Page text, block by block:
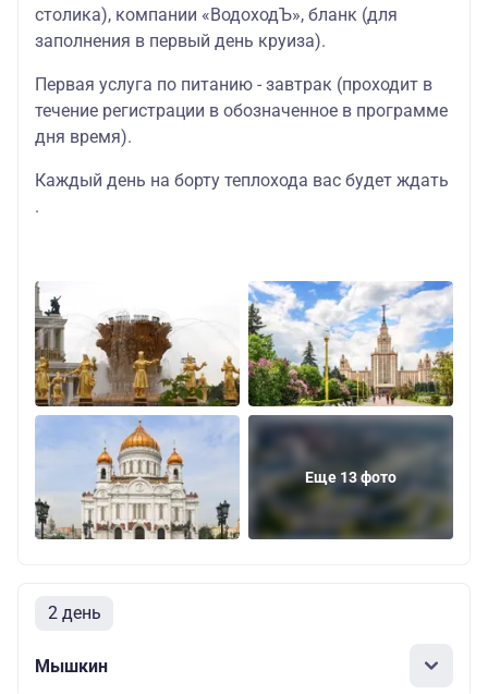
столика), компании «ВодоходЪ», бланк (для
заполнения в первый день круиза).
Первая услуга по питанию - завтрак (проходит в
течение регистрации в обозначенное в программе
дня время).
Каждый день на борту теплохода вас будет ждать
.
Еще 13 фото
2 день
Мышкин